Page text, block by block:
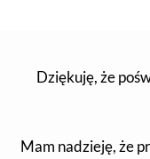
Dziękuję, że
Mam nadzieję, że